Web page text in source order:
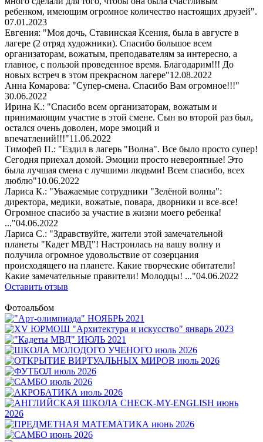
ребенком, имеющим огромное количество настоящих друзей".
07.01.2023
Евгения: "Моя дочь, Ставинская Ксения, была в августе в
лагере (2 отряд художники). Спасибо большое всем
организаторам, вожатым, преподавателям за интересно, а
главное, с пользой проведенное время. Благодарим!!! До
новых встреч в этом прекрасном лагере"12.08.2022
Анна Комарова: "Супер-смена. Спасибо Вам огромное!!!"
30.06.2022
Ирина К.: "Спасибо всем организаторам, вожатым и
принимающим участие в этой смене. Сын во второй раз был,
остался очень доволен, море эмоций и
впечатлений!!!"11.06.2022
Тимофей П.: "Ездил в лагерь "Волна". Все было просто супер!
Сегодня приехал домой. Эмоции просто невероятные! Это
была лучшая смена с лучшими людьми! Всем спасибо, всех
люблю"10.06.2022
Лариса К.: "Уважаемые сотрудники "Зелёной волны":
директора, медики, вожатые, повара, дворники и все-все!
Огромное спасибо за участие в жизни моего ребенка!
..."04.06.2022
Лариса С.: "Здравствуйте, жители этой замечательной
планеты "Кадет МВД"! Настроилась на вашу волну и
получила огромное удовольствие от созерцания
происходящего на планете. Какие творческие обитатели!
Какие замечательные правители! Молодцы! ..."04.06.2022
Оставить отзыв
Фотоальбом